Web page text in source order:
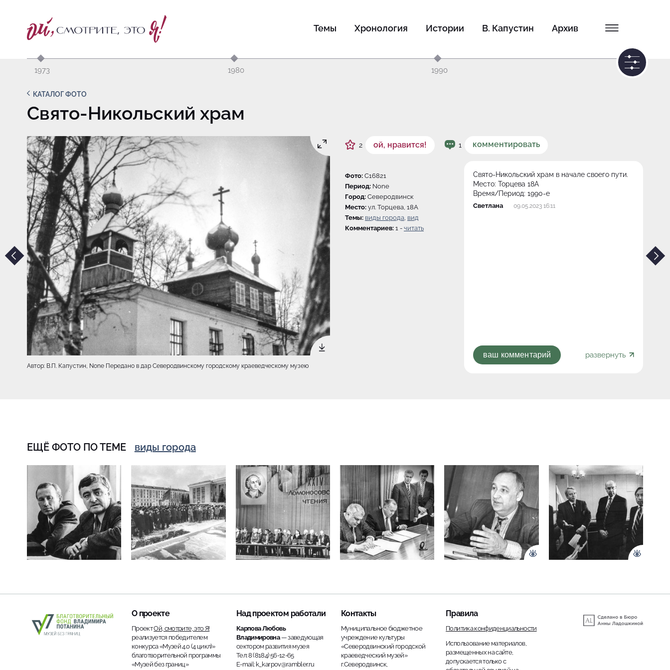
Темы Хронология Истории В. Капустин Архив
1973 1980 1990
КАТАЛОГ ФОТО
Свято-Никольский храм
Автор: В.П. Капустин, None Передано в дар Северодвинскому городскому краеведческому музею
2 ой, нравится! 1 комментировать
Фото: C16821
Период: None
Город: Северодвинск
Место: ул. Торцева, 18А
Темы: виды города, вид
Комментариев: 1 - читать
Свято-Никольский храм в начале своего пути.
Место: Торцева 18А
Время/Период: 1990-е
Светлана 09.05.2023 16:11
ваш комментарий развернуть
ЕЩЁ ФОТО ПО ТЕМЕ виды города
О проекте
ПроектОй, смотрите, это Я!
реализуется победителем
конкурса «Музей 4.0 (4 цикл)»
благотворительной программы
«Музей без границ»
Над проектом работали
Карпова Любовь
Владимировна— заведующая
сектором развития музея
Тел: 8 (8184) 56-12-65
E-mail: k_karpov@rambler.ru
Контакты
Муниципальное бюджетное
учреждение культуры
«Северодвинский городской
краеведческий музей»
г.Северодвинск,
Правила
Политика конфиденциальности
Использование материалов,
размещенных на сайте,
допускается только с